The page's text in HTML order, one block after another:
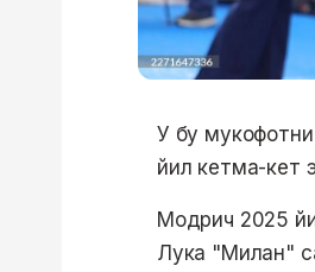
У бу
йил кетма-кет
Модрич 2025
Лука "Милан"